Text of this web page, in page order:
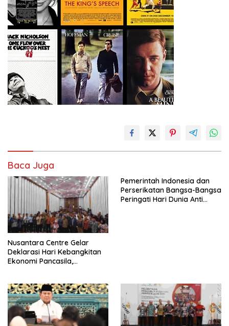
Baca Juga
Nusantara Centre Gelar
Deklarasi Hari Kebangkitan
Ekonomi Pancasila,
Penjajahan (Pergolakan
Ekonomi Politik Indonesia) &
Simposium Nasional “Urgensi
Undang-Undang
Pemerintah Indonesia dan
Perserikatan Bangsa-Bangsa
Peringati Hari Dunia Anti